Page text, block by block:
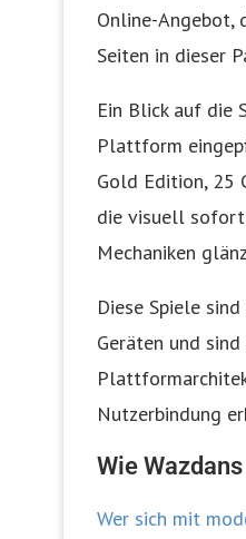
Online-Angebot,
Seiten in dieser
Ein Blick auf die
Plattform
Gold Edition, 25
die visuell sofort
Mechaniken
Diese Spiele
Geräten und
Nutzerbindung
Wie
Wer sich mit